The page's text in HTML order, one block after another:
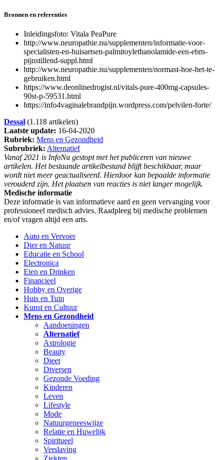
Bronnen en referenties
Inleidingsfoto: Vitala PeaPure
http://www.neuropathie.nu/supplementen/informatie-voor-
specialisten-en-huisartsen-palmitoylethanolamide-een-ebm-
pijnstillend-suppl.html
http://www.neuropathie.nu/supplementen/normast-hoe-het-te-
gebruiken.html
https://www.deonlinedrogist.nl/vitals-pure-400mg-capsules-
90st-p-59531.html
https://info4vaginalebrandpijn.wordpress.com/pelvilen-forte/
Dessal (1.118 artikelen)
Laatste update: 16-04-2020
Rubriek: Mens en Gezondheid
Subrubriek: Alternatief
Vanaf 2021 is InfoNu gestopt met het publiceren van nieuwe
artikelen. Het bestaande artikelbestand blijft beschikbaar, maar
wordt niet meer geactualiseerd. Hierdoor kan bepaalde informatie
verouderd zijn. Het plaatsen van reacties is niet langer mogelijk.
Medische informatie
Deze informatie is van informatieve aard en geen vervanging voor
professioneel medisch advies. Raadpleeg bij medische problemen
en/of vragen altijd een arts.
Auto en Vervoer
Dier en Natuur
Educatie en School
Electronica
Eten en Drinken
Financieel
Hobby en Overige
Huis en Tuin
Kunst en Cultuur
Mens en Gezondheid
Aandoeningen
Alternatief
Astrologie
Beauty
Dieet
Diversen
Gezonde Voeding
Kinderen
Leven
Lifestyle
Mode
Natuurgeneeswijze
Relatie en Huwelijk
Spiritueel
Verslaving
Ziekten